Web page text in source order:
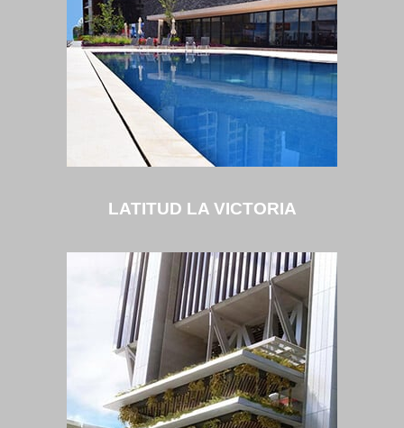
LATITUD LA VICTORIA